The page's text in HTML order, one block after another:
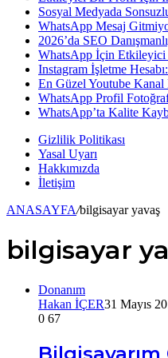
...
Sosyal Medyada
WhatsApp Mesaj
2026’da SEO
WhatsApp İçin Etkileyici
Instagram İşletme
En Güzel Youtube
WhatsApp Profil
WhatsApp’ta Kalite
Gizlilik Politikası
Yasal Uyarı
Hakkımızda
İletişim
ANASAYFA/bilgisayar yavaş
bilgisayar
Donanım
Hakan İÇER31 Mayıs
0 67